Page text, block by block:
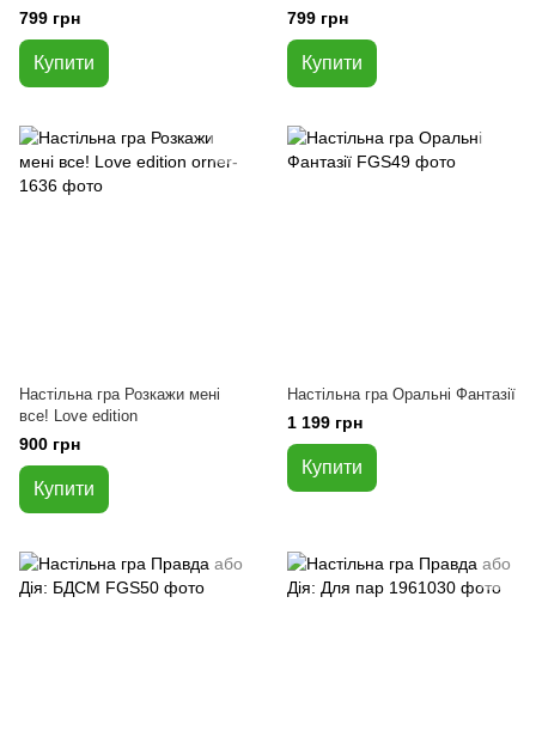
799 грн
Купити
799 грн
Купити
Настільна гра Розкажи мені
все! Love edition
900 грн
Купити
Настільна гра Оральні Фантазії
1 199 грн
Купити